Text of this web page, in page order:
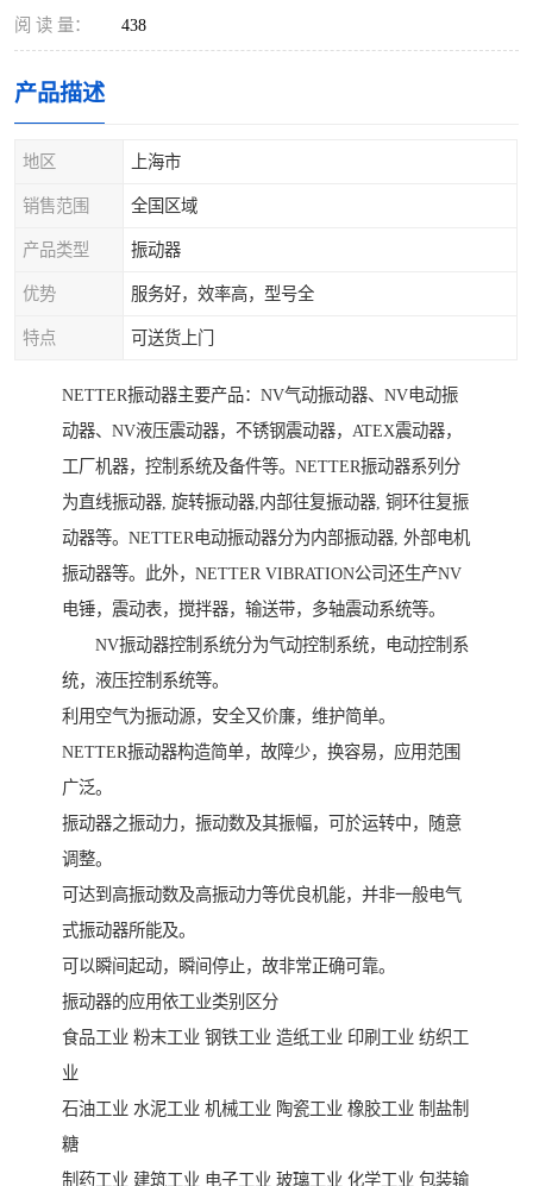
阅 读 量： 438
产品描述
地区 上海市
销售范围 全国区域
产品类型 振动器
优势 服务好，效率高，型号全
特点 可送货上门
NETTER振动器主要产品：NV气动振动器、NV电动振
动器、NV液压震动器，不锈钢震动器，ATEX震动器，
工厂机器，控制系统及备件等。NETTER振动器系列分
为直线振动器, 旋转振动器,内部往复振动器, 铜环往复振
动器等。NETTER电动振动器分为内部振动器, 外部电机
振动器等。此外，NETTER VIBRATION公司还生产NV
电锤，震动表，搅拌器，输送带，多轴震动系统等。
NV振动器控制系统分为气动控制系统，电动控制系
统，液压控制系统等。
利用空气为振动源，安全又价廉，维护简单。
NETTER振动器构造简单，故障少，换容易，应用范围
广泛。
振动器之振动力，振动数及其振幅，可於运转中，随意
调整。
可达到高振动数及高振动力等优良机能，并非一般电气
式振动器所能及。
可以瞬间起动，瞬间停止，故非常正确可靠。
振动器的应用依工业类别区分
食品工业 粉末工业 钢铁工业 造纸工业 印刷工业 纺织工
业
石油工业 水泥工业 机械工业 陶瓷工业 橡胶工业 制盐制
糖
制药工业 建筑工业 电子工业 玻璃工业 化学工业 包装输